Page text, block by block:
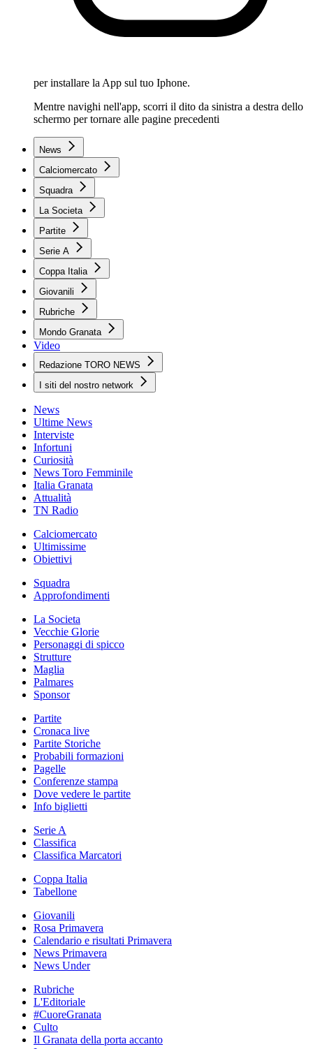
per installare la App sul tuo Iphone.
Mentre navighi nell'app, scorri il dito da sinistra a destra dello
schermo per tornare alle pagine precedenti
News
Calciomercato
Squadra
La Societa
Partite
Serie A
Coppa Italia
Giovanili
Rubriche
Mondo Granata
Video
Redazione TORO NEWS
I siti del nostro network
News
Ultime News
Interviste
Infortuni
Curiosità
News Toro Femminile
Italia Granata
Attualità
TN Radio
Calciomercato
Ultimissime
Obiettivi
Squadra
Approfondimenti
La Societa
Vecchie Glorie
Personaggi di spicco
Strutture
Maglia
Palmares
Sponsor
Partite
Cronaca live
Partite Storiche
Probabili formazioni
Pagelle
Conferenze stampa
Dove vedere le partite
Info biglietti
Serie A
Classifica
Classifica Marcatori
Coppa Italia
Tabellone
Giovanili
Rosa Primavera
Calendario e risultati Primavera
News Primavera
News Under
Rubriche
L'Editoriale
#CuoreGranata
Culto
Il Granata della porta accanto